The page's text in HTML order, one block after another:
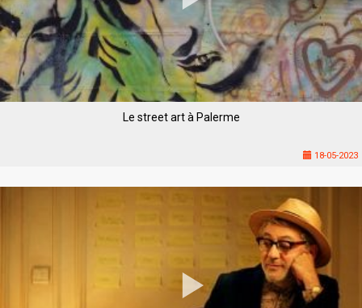
Le street art à Palerme
18-05-2023